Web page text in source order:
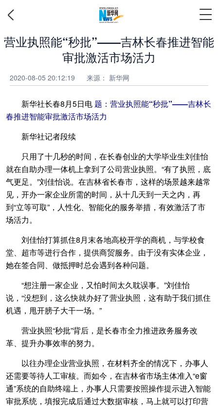
营业执照能“秒批”——吉林长春推进智能
审批激活市场活力
2020-08-05 20:12:19 来源： 新华网
新华社长春8月5日电题：营业执照能“秒批”——吉林长
春推进智能审批激活市场活力
新华社记者段续
只用了十几秒的时间，在长春创业的大学毕业生刘佳怡
就在自助办理一体机上拿到了公司营业执照。“有了执照，底
气更足。”刘佳怡说。在吉林省长春市，这样的场景越来越常
见，开办一家企业所需的时间，从十几天到一天之内，再
到“立等可取”，人性化、智能化的服务举措，有效激活了市
场活力。
刘佳怡打算抓住8月末各地高校开学的商机，与学校食
堂、超市等进行合作，提供商贸服务。由于没有实体企业，
她在签合同、做抵押时总会遇到各种问题。
“想注册一家企业，又怕时间太久耽误事。”刘佳怡
说，“没想到，这么快就办好了营业执照，这有助于我们抓住
机遇，甩开膀子大干一场。”
营业执照“秒批”背后，是长春市全力推进政务服务改
革、提升办事效率的努力。
以往办理企业营业执照，在材料齐全的情况下，办事人
还需要等待人工审核。而如今，在吉林省市场主体准入“e窗
通”系统的自助终端上，办事人只需要按照操作提示进入智能
审批系统，填报完成后通过大数据审核，马上就可以打印营